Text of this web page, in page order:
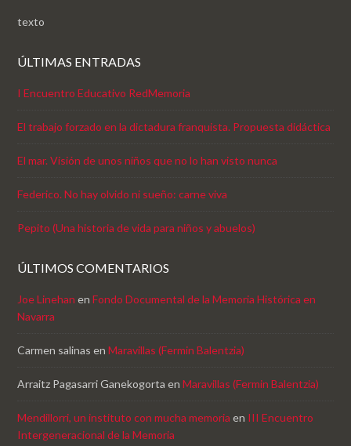
texto
ÚLTIMAS ENTRADAS
I Encuentro Educativo RedMemoria
El trabajo forzado en la dictadura franquista. Propuesta didáctica
El mar. Visión de unos niños que no lo han visto nunca
Federico. No hay olvido ni sueño: carne viva
Pepito (Una historia de vida para niños y abuelos)
ÚLTIMOS COMENTARIOS
Joe Linehan enFondo Documental de la Memoria Histórica en
Navarra
Carmen salinas enMaravillas (Fermin Balentzia)
Arraitz Pagasarri Ganekogorta enMaravillas (Fermin Balentzia)
Mendillorri, un instituto con mucha memoria en III Encuentro
Intergeneracional de la Memoria